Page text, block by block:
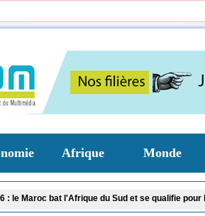
Afrique Monde
du Sud et se qualifie pour les demi-finales